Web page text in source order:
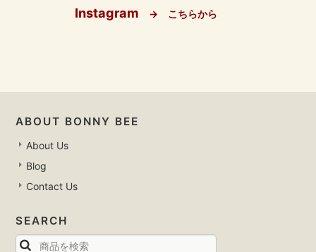
Instagram → こちらから
ABOUT BONNY BEE
About Us
Blog
Contact Us
SEARCH